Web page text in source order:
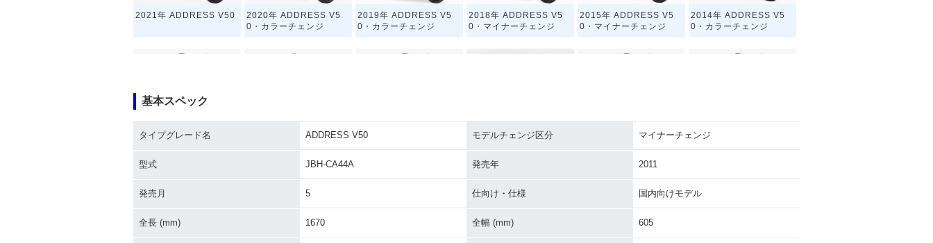
2021年 ADDRESS V50
2020年 ADDRESS V5
0・カラーチェンジ
2019年 ADDRESS V5
0・カラーチェンジ
2018年 ADDRESS V5
0・マイナーチェンジ
2015年 ADDRESS V5
0・マイナーチェンジ
2014年 ADDRESS V5
0・カラーチェンジ
2013年 ADDRESS V5
2013年 ADDRESS V5
2013年 ADDRESS V5
2012年 ADDRESS V5
2012年 ADDRESS V5
2011年 ADDRESS V50
基本スペック
タイプグレード名 ADDRESS V50 モデルチェンジ区分 マイナーチェンジ
型式 JBH-CA44A 発売年 2011
発売月 5 仕向け・仕様 国内向けモデル
全長 (mm) 1670 全幅 (mm) 605